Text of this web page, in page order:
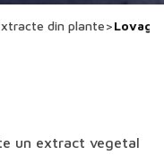
din plante>Lovage
un extract vegetal